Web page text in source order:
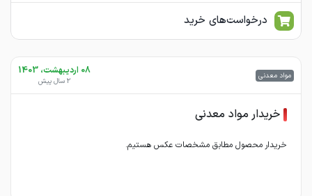
درخواست‌های خرید
مواد معدنی 08 اردیبهشت، 1403
2 سال پیش
خریدار مواد معدنی
خریدار محصول مطابق مشخصات عکس هستیم.